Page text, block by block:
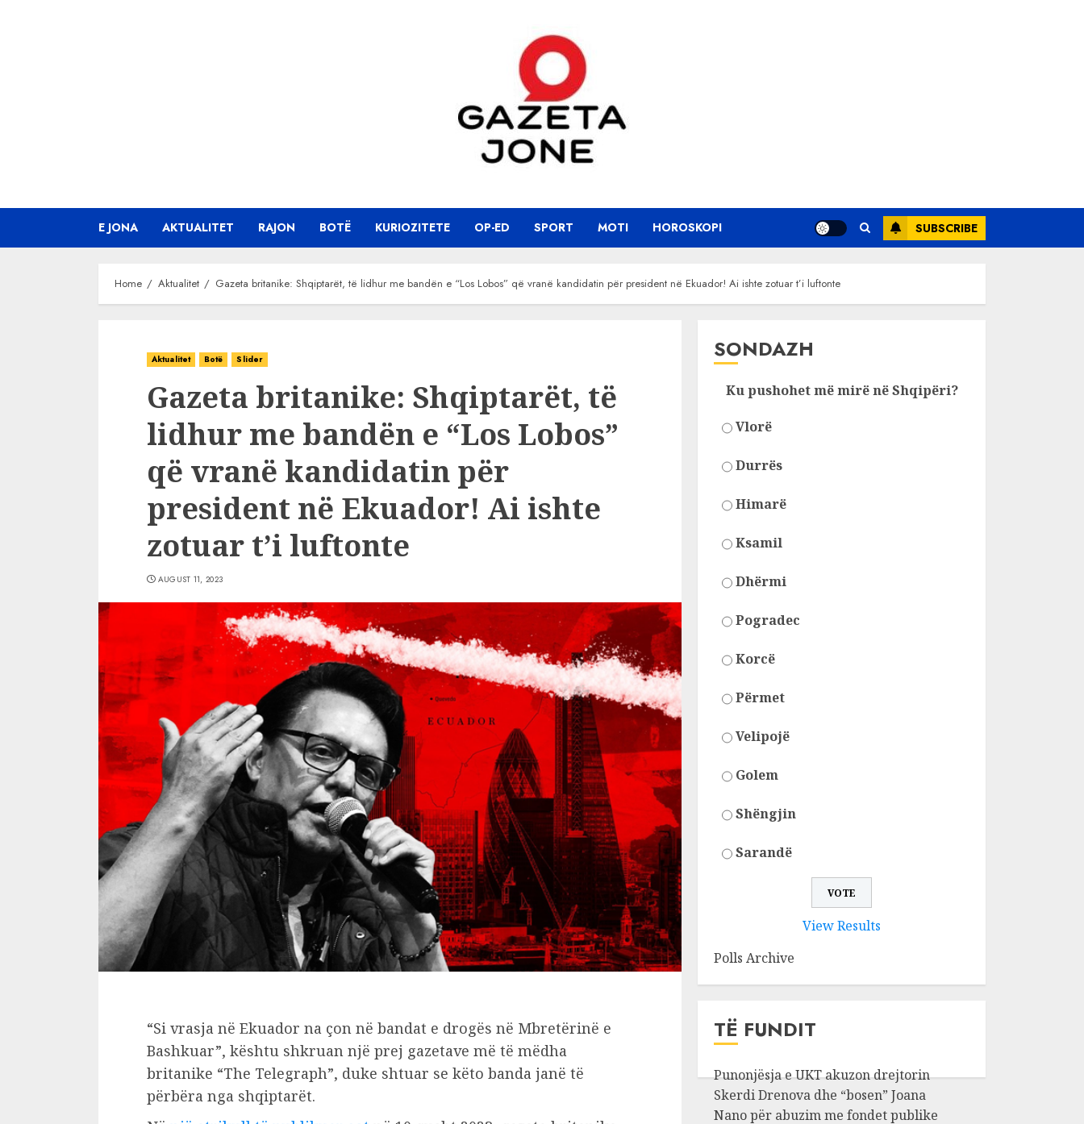
E JONA AKTUALITET RAJON BOTË KURIOZITETE OP-ED SPORT MOTI HOROSKOPI SUBSCRIBE
Home Aktualitet Gazeta britanike: Shqiptarët, të lidhur me bandën e “Los Lobos” që vranë kandidatin për president në Ekuador! Ai ishte zotuar t’i luftonte
Aktualitet Botë Slider
Gazeta britanike: Shqiptarët, të
lidhur me bandën e “Los Lobos”
që vranë kandidatin për
president në Ekuador! Ai ishte
zotuar t’i luftonte
AUGUST 11, 2023
“Si vrasja në Ekuador na çon në bandat e drogës në Mbretërinë e
Bashkuar”, kështu shkruan një prej gazetave më të mëdha
britanike “The Telegraph”, duke shtuar se këto banda janë të
përbëra nga shqiptarët.
SONDAZH
Ku pushohet më mirë në Shqipëri?
Vlorë
Durrës
Himarë
Ksamil
Dhërmi
Pogradec
Korcë
Përmet
Velipojë
Golem
Shëngjin
Sarandë
View Results
Polls Archive
TË FUNDIT
Punonjësja e UKT akuzon drejtorin
Skerdi Drenova dhe “bosen” Joana
Nano për abuzim me fondet publike